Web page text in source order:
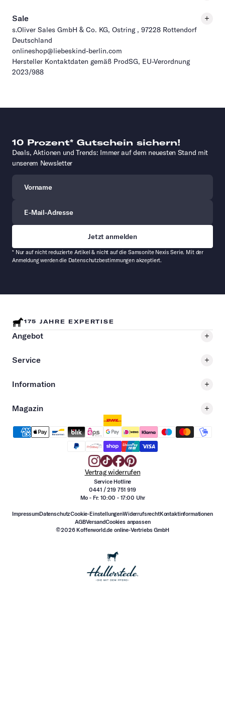
Sale
s.Oliver Sales GmbH & Co. KG, Ostring , 97228 Rottendorf
Deutschland
onlineshop@liebeskind-berlin.com
Hersteller Kontaktdaten gemäß ProdSG, EU-Verordnung
2023/988
10 Prozent* Gutschein sichern!
Deals, Aktionen und Trends: Immer auf dem neuesten Stand mit
unserem Newsletter
* Nur auf nicht reduzierte Artikel & nicht auf die Samsonite Nexis Serie. Mit der
Anmeldung werden die Datenschutzbestimmungen akzeptiert.
175 JAHRE EXPERTISE
Angebot
Service
Information
Magazin
Vertrag widerrufen
Service Hotline
0441 / 219 751 919
Mo - Fr: 10:00 - 17:00 Uhr
ImpressumDatenschutzCookie-EinstellungenWiderrufsrechtKontaktinformationen
AGBVersandCookies anpassen
©2026 Kofferworld.de online-Vertriebs GmbH